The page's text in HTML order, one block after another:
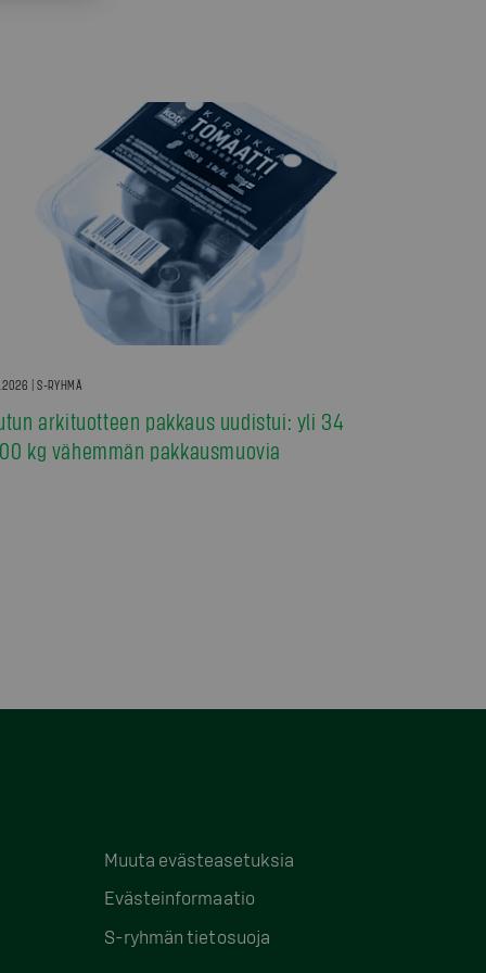
| S-RYHMÄ
arkituotteen pakkaus uudistui: yli 34
kg vähemmän pakkausmuovia
Muuta evästeasetuksia
Evästeinformaatio
S-ryhmän tietosuoja